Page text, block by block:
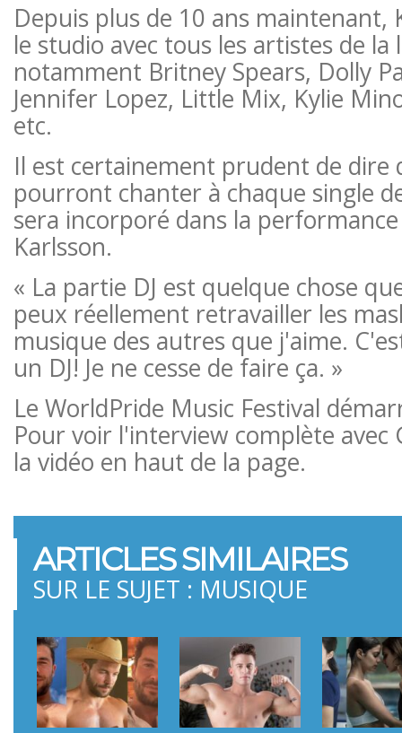
Depuis plus de 10 ans maintenant,
le studio avec tous les artistes de la
notamment Britney Spears, Dolly
Jennifer Lopez, Little Mix, Kylie
etc.
Il est certainement prudent de dire
pourront chanter à chaque single
sera incorporé dans la
Karlsson.
« La partie DJ est quelque chose
peux réellement retravailler les
musique des autres que j'aime.
un DJ! Je ne cesse de faire ça. »
Le WorldPride Music Festival
Pour voir l'interview complète avec
la vidéo en haut de la page.
ARTICLES SIMILAIRES
SUR LE SUJET : MUSIQUE